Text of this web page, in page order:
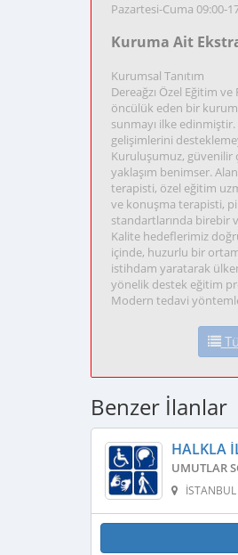
Pazartesi-Cuma 09:00-
Kuruma Ait
Kurumsal Tanıtım
Dereağzı Özel Eğitim
öncülük eden bir
sunmayı ilke
gelişimlerini
Kuruluşumuz, güvenilir
yaklaşım benimser.
terapisti, özel eğitim
ve konuşma terapisti,
standartlarında birebir
Kalite hedeflerimiz
içinde, huzurlu bir
istihdam yaratarak
yönelik destek eğitim
Modern tedavi
Benzer İlanlar
HALKLA
UMUTLAR